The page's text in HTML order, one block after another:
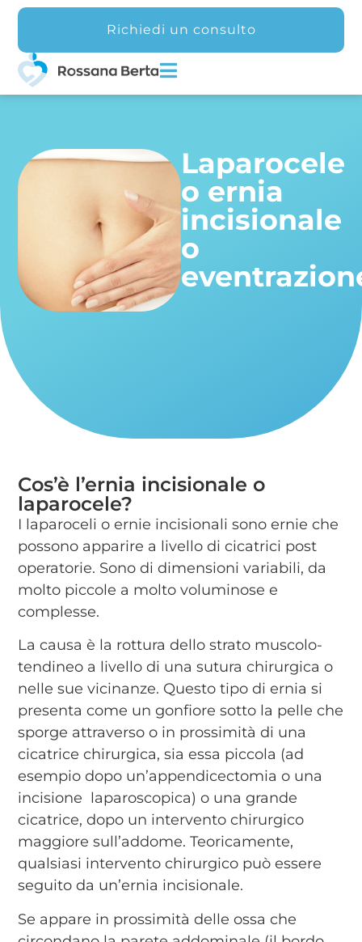
Richiedi un consulto
Laparocele
o ernia
incisionale
o
Cos’è l’ernia incisionale o
laparocele?
I laparoceli o ernie incisionali sono ernie che
possono apparire a livello di cicatrici post
operatorie. Sono di dimensioni variabili, da
molto piccole a molto voluminose e
complesse.
La causa è la rottura dello strato muscolo-
tendineo a livello di una sutura chirurgica o
nelle sue vicinanze. Questo tipo di ernia si
presenta come un gonfiore sotto la pelle che
sporge attraverso o in prossimità di una
cicatrice chirurgica, sia essa piccola (ad
esempio dopo un’appendicectomia o una
incisione laparoscopica) o una grande
cicatrice, dopo un intervento chirurgico
maggiore sull’addome. Teoricamente,
qualsiasi intervento chirurgico può essere
seguito da un’ernia incisionale.
Se appare in prossimità delle ossa che